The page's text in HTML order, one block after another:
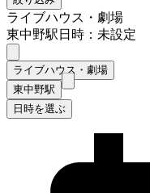
ライブハウス・劇場
東中野駅日時：未設定
ライブハウス・劇場
東中野駅
日時を選ぶ